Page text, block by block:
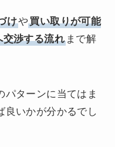
けや買い取りが可能
交渉する流れまで解
パターンに当てはま
良いかが分かるでし